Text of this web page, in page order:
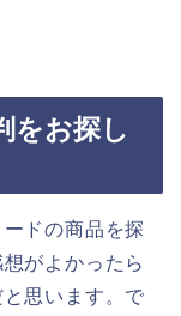
をお探し
ドの商品を探
がよかったら
思います。で